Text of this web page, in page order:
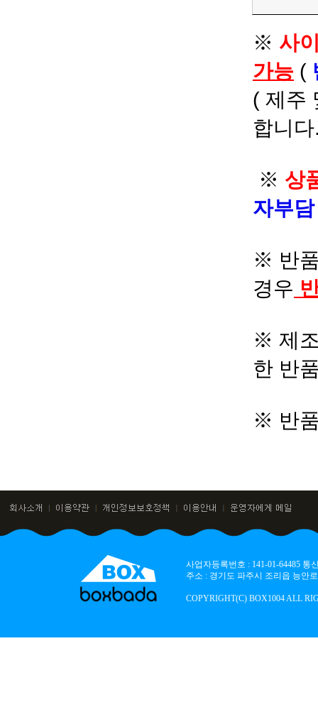
※ 사
가능 (
( 제주
합니
※ 상
자부
※ 반
경우
※ 제
한 반
※ 반
사업자등록번호 : 141-01-64485
주소 : 경기도 파주시 조리읍 능안
COPYRIGHT(C) BOX1004 ALL